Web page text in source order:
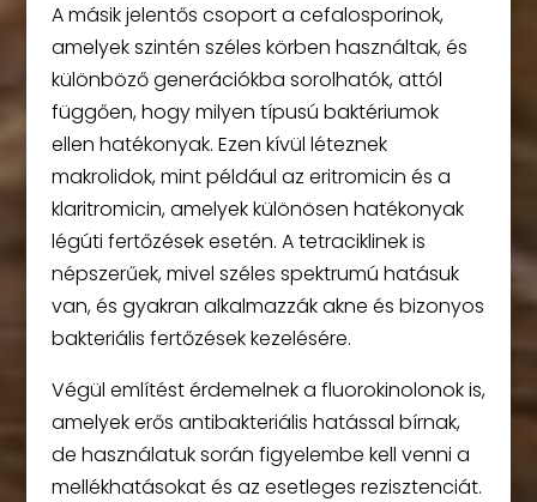
A másik jelentős csoport a cefalosporinok,
amelyek szintén széles körben használtak, és
különböző generációkba sorolhatók, attól
függően, hogy milyen típusú baktériumok
ellen hatékonyak. Ezen kívül léteznek
makrolidok, mint például az eritromicin és a
klaritromicin, amelyek különösen hatékonyak
légúti fertőzések esetén. A tetraciklinek is
népszerűek, mivel széles spektrumú hatásuk
van, és gyakran alkalmazzák akne és bizonyos
bakteriális fertőzések kezelésére.
Végül említést érdemelnek a fluorokinolonok is,
amelyek erős antibakteriális hatással bírnak,
de használatuk során figyelembe kell venni a
mellékhatásokat és az esetleges rezisztenciát.